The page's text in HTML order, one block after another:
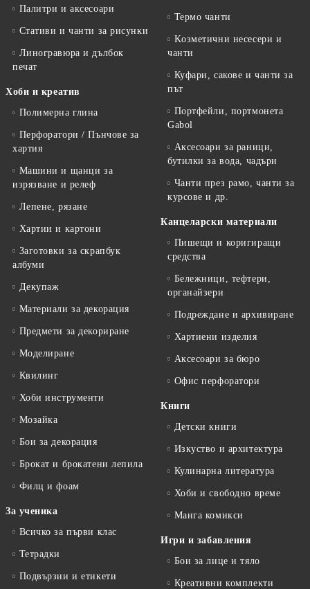
Палитри и аксесоари
Стативи и чанти за рисунки
Линогравюра и дълбок
печат
Хоби и креатив
Полимерна глина
Перфоратори / Пънчове за
хартия
Машини и щанци за
изрязване и релеф
Лепене, рязане
Хартии и картони
Заготовки за скрапбук
албуми
Декупаж
Материали за декорация
Предмети за декориране
Моделиране
Квилинг
Хоби инструменти
Мозайка
Бои за декорация
Брокат и брокатени лепила
Филц и фоам
За ученика
Всичко за първи клас
Тетрадки
Подвързии и етикети
Термо чанти
Kозметични несесери и
чанти
Куфари, сакове и чанти за
път
Портфейли, портмонета
Gabol
Аксесоари за раници,
бутилки за вода, чадъри
Чанти през рамо, чанти за
курсове и др.
Канцеларски материали
Пишещи и коригиращи
средства
Бележници, тефтери,
органайзери
Подреждане и архивиране
Хартиени изделия
Аксесоари за бюро
Офис перфоратори
Книги
Детски книги
Изкуство и архитектура
Кулинарна литература
Хоби и свободно време
Манга комикси
Игри и забавления
Бои за лице и тяло
Креативни комплекти